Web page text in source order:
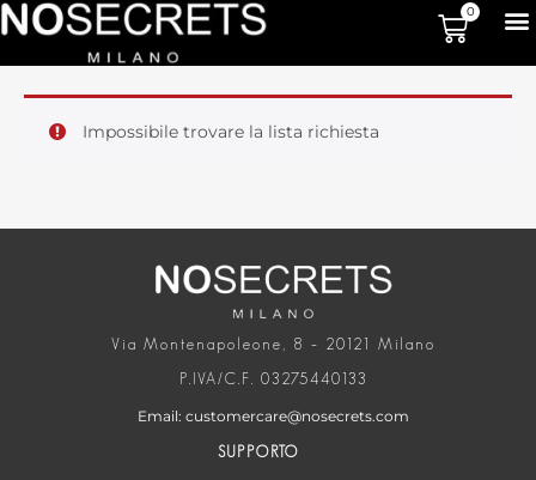
0
Impossibile trovare la lista richiesta
Via Montenapoleone, 8 – 20121 Milano
P.IVA/C.F. 03275440133
Email: customercare@nosecrets.com
SUPPORTO